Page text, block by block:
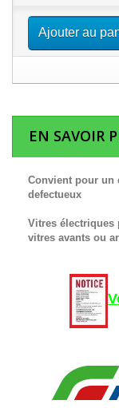
Ajouter au
EN SAVOIR
Convient pour un
defectueux
Vitres électriques
vitres avants ou